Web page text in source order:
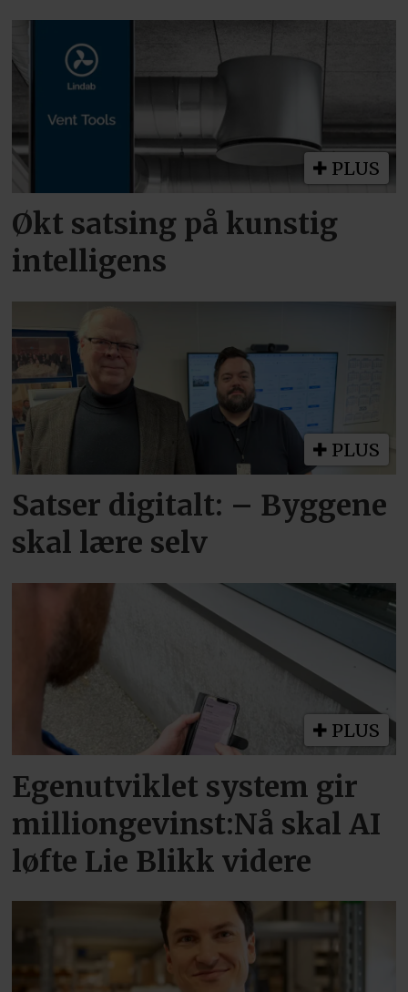
PLUS
Økt satsing på kunstig
intelligens
PLUS
Satser digitalt: – Byggene
skal lære selv
PLUS
Egenutviklet system gir
milliongevinst:Nå skal AI
løfte Lie Blikk videre